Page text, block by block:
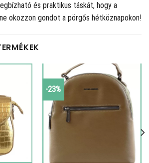
és praktikus táskát, hogy a
okozzon gondot a pörgős hétköznapokon!
-23%